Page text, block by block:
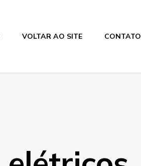
VOLTAR AO SITE CONTATO